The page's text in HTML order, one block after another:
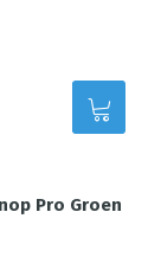
Pro Groen